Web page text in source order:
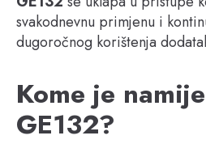
svakodnevnu primjenu i
dugoročnog korištenja
Kome je
GE132?